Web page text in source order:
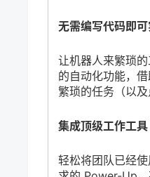
无需编写代码即
让机器人来繁琐
的自动化功能，
繁琐的任务（以及
集成顶级工作工具
轻松将团队已经